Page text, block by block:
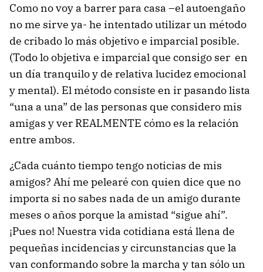
Como no voy a barrer para casa –el autoengaño
no me sirve ya- he intentado utilizar un método
de cribado lo más objetivo e imparcial posible.
(Todo lo objetiva e imparcial que consigo ser en
un día tranquilo y de relativa lucidez emocional
y mental). El método consiste en ir pasando lista
“una a una” de las personas que considero mis
amigas y ver REALMENTE cómo es la relación
entre ambos.
¿Cada cuánto tiempo tengo noticias de mis
amigos? Ahí me pelearé con quien dice que no
importa si no sabes nada de un amigo durante
meses o años porque la amistad “sigue ahí”.
¡Pues no! Nuestra vida cotidiana está llena de
pequeñas incidencias y circunstancias que la
van conformando sobre la marcha y tan sólo un